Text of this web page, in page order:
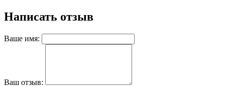
Написать отзыв
Ваше имя:
Ваш отзыв: